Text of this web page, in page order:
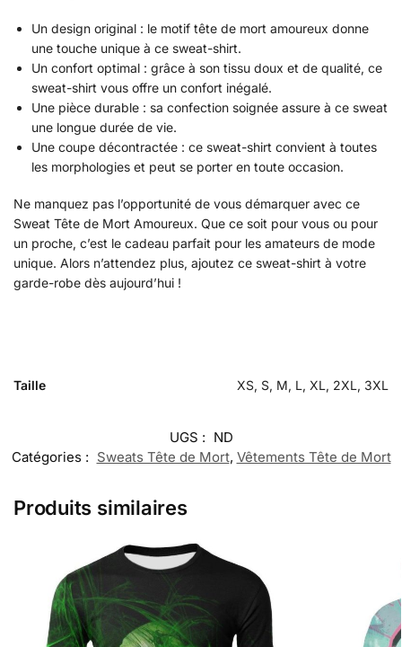
Un design original : le motif tête de mort amoureux donne
une touche unique à ce sweat-shirt.
Un confort optimal : grâce à son tissu doux et de qualité, ce
sweat-shirt vous offre un confort inégalé.
Une pièce durable : sa confection soignée assure à ce sweat
une longue durée de vie.
Une coupe décontractée : ce sweat-shirt convient à toutes
les morphologies et peut se porter en toute occasion.
Ne manquez pas l’opportunité de vous démarquer avec ce
Sweat Tête de Mort Amoureux. Que ce soit pour vous ou pour
un proche, c’est le cadeau parfait pour les amateurs de mode
unique. Alors n’attendez plus, ajoutez ce sweat-shirt à votre
garde-robe dès aujourd’hui !
Taille XS, S, M, L, XL, 2XL, 3XL
UGS : ND
Catégories : Sweats Tête de Mort, Vêtements Tête de Mort
Produits similaires